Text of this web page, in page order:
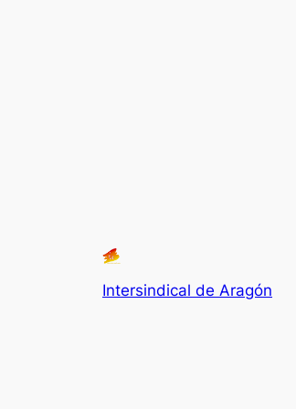
Intersindical de Aragón